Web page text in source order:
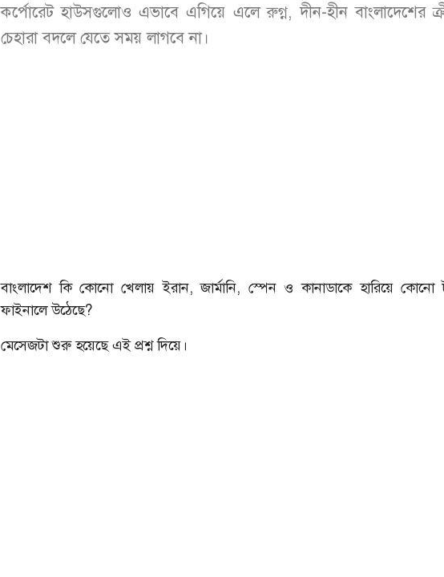
কর্পোরেট হাউসগুলোও এভাবে এগিয়ে এলে রুগ্ন, দীন-হীন বাংলাদেশের
চেহারা বদলে যেতে সময় লাগবে না।
বাংলাদেশ কি কোনো খেলায় ইরান, জার্মানি, স্পেন ও কানাডাকে হারিয়ে কোনো
ফাইনালে উঠেছে?
মেসেজটা শুরু হয়েছে এই প্রশ্ন দিয়ে।